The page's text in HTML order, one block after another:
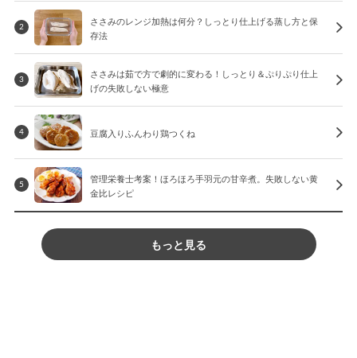
2
ささみのレンジ加熱は何分？しっとり仕上げる蒸し方と保
存法
3
ささみは茹で方で劇的に変わる！しっとり＆ぷりぷり仕上
げの失敗しない極意
4 豆腐入りふんわり鶏つくね
5
管理栄養士考案！ほろほろ手羽元の甘辛煮。失敗しない黄
金比レシピ
もっと見る